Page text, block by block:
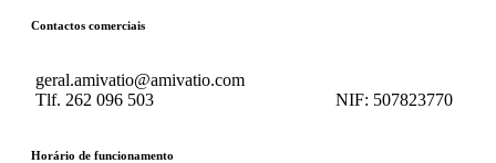
Contactos comerciais
geral.amivatio@amivatio.com
Tlf. 262 096 503 NIF: 507823770
Horário de funcionamento